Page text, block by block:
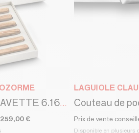
Couteau de table NAVETTE 6.16 - Claude Dozorme - Coffret de 6 couteaux
259,00 €
LAGUIOLE
Prix de vente
Disponible en plusieurs